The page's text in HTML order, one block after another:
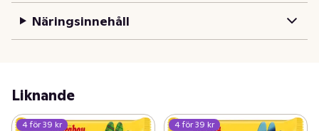
smakrik mörkchoklad. Njut av chokladen på språng eller
i en lugn och skön hemmamiljö. Vi berättar gärna mer
Näringsinnehåll
Liknande
4 för 39 kr 4 för 39 kr